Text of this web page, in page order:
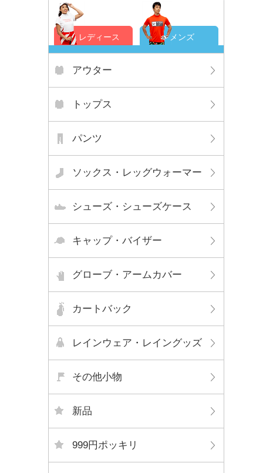
レディース メンズ
アウター
トップス
パンツ
ソックス・レッグウォーマー
シューズ・シューズケース
キャップ・バイザー
グローブ・アームカバー
カートバック
レインウェア・レイングッズ
その他小物
新品
999円ポッキリ